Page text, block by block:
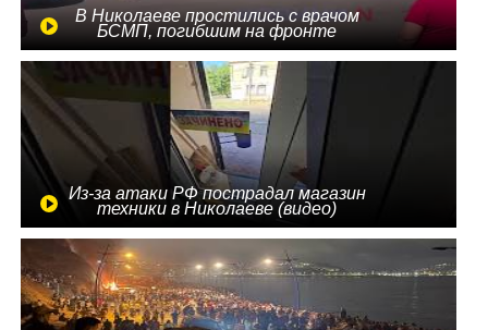
В Николаеве простились с врачом
БСМП, погибшим на фронте
Из-за атаки РФ пострадал магазин
техники в Николаеве (видео)